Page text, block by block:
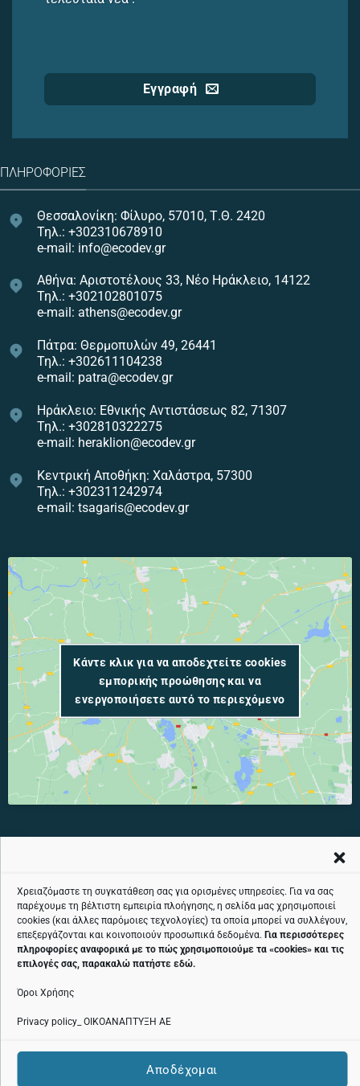
Χρειαζόμαστε τη συγκατάθεση σας για ορισμένες υπηρεσίες. Για να σας
παρέχουμε τη βέλτιστη εμπειρία πλοήγησης, η σελίδα μας χρησιμοποιεί
cookies (και άλλες παρόμοιες τεχνολογίες) τα οποία μπορεί να συλλέγουν,
επεξεργάζονται και κοινοποιούν προσωπικά δεδομένα. Για περισσότερες
πληροφορίες αναφορικά με το πώς χρησιμοποιούμε τα «cookies» και τις
επιλογές σας, παρακαλώ πατήστε εδώ.
Όροι Χρήσης
Privacy policy_ ΟΙΚΟΑΝΑΠΤΥΞΗ ΑΕ
Αποδέχομαι
Εγγραφή
ΠΛΗΡΟΦΟΡΊΕΣ
Θεσσαλονίκη: Φίλυρο, 57010, Τ.Θ. 2420
Τηλ.: +302310678910
e-mail: info@ecodev.gr
Αθήνα: Αριστοτέλους 33, Νέο Ηράκλειο, 14122
Τηλ.: +302102801075
e-mail: athens@ecodev.gr
Πάτρα: Θερμοπυλών 49, 26441
Τηλ.: +302611104238
e-mail: patra@ecodev.gr
Ηράκλειο: Εθνικής Αντιστάσεως 82, 71307
Τηλ.: +302810322275
e-mail: heraklion@ecodev.gr
Κεντρική Αποθήκη: Χαλάστρα, 57300
Τηλ.: +302311242974
e-mail: tsagaris@ecodev.gr
Κάντε κλικ για να αποδεχτείτε cookies
εμπορικής προώθησης και να
ενεργοποιήσετε αυτό το περιεχόμενο
ΤΗΛΕΦΩΝΙΚΉ ΓΡΑΜΜΉ ΕΞΥΠΗΡΈΤΗΣΗΣ ΚΟΙΝΟΎ ΧΩΡΊΣ ΧΡΈΩΣΗ:
800 11 24424
Πολιτική cookies